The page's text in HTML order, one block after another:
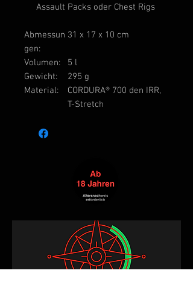
Assault Packs oder Chest Rigs
Abmessun
gen:
31 x 17 x 10 cm
Volumen:
5 l
Gewicht:
295 g
Material:
CORDURA® 700 den IRR,
T-Stretch